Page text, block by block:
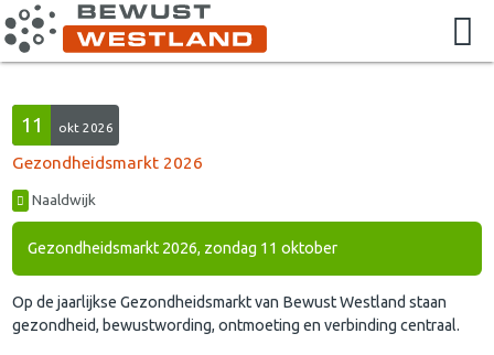
11 okt 2026
Gezondheidsmarkt 2026
Naaldwijk
Gezondheidsmarkt 2026, zondag 11 oktober
Op de jaarlijkse Gezondheidsmarkt van Bewust Westland staan
gezondheid, bewustwording, ontmoeting en verbinding centraal.